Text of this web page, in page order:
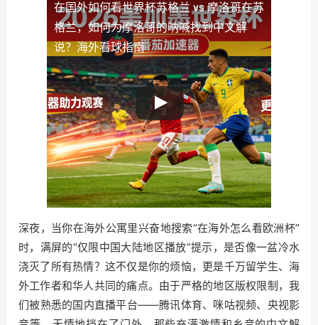
在国外如何看世界杯苏格兰 vs 摩洛哥在苏
格兰，如何为摩洛哥的呐喊找到中文解
说？海外看球指南
深夜，当你在海外公寓里兴奋地搜索“在海外怎么看欧洲杯”
时，满屏的“仅限中国大陆地区播放”提示，是否像一盆冷水
浇灭了所有热情？这不仅是你的烦恼，更是千万留学生、海
外工作者和华人共同的痛点。由于严格的地区版权限制，我
们被熟悉的国内直播平台——腾讯体育、咪咕视频、央视影